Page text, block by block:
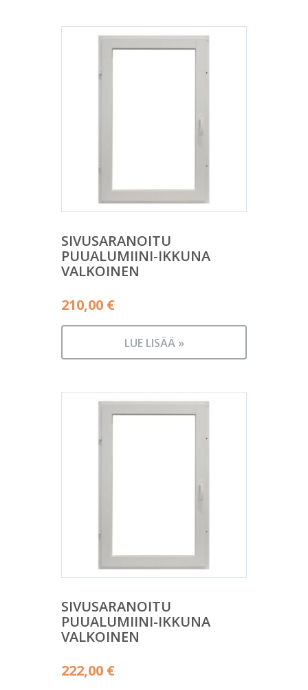
SIVUSARANOITU
PUUALUMIINI-IKKUNA
VALKOINEN
210,00 €
LUE LISÄÄ »
SIVUSARANOITU
PUUALUMIINI-IKKUNA
VALKOINEN
222,00 €